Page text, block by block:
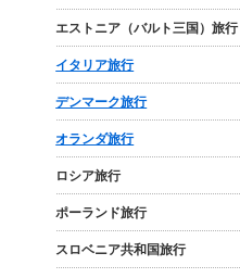
エストニア（バルト三国）旅行
イタリア旅行
デンマーク旅行
オランダ旅行
ロシア旅行
ポーランド旅行
スロベニア共和国旅行